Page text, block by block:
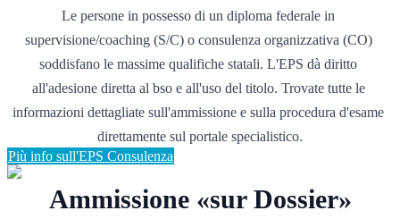
Le persone in possesso di un diploma federale in
supervisione/coaching (S/C) o consulenza organizzativa (CO)
soddisfano le massime qualifiche statali. L'EPS dà diritto
all'adesione diretta al bso e all'uso del titolo. Trovate tutte le
informazioni dettagliate sull'ammissione e sulla procedura d'esame
direttamente sul portale specialistico.
Più info sull'EPS Consulenza
Ammissione «sur Dossier»